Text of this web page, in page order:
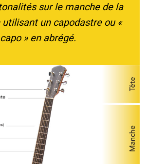
sur le manche de la
utilisant un capodastre ou «
capo » en abrégé.